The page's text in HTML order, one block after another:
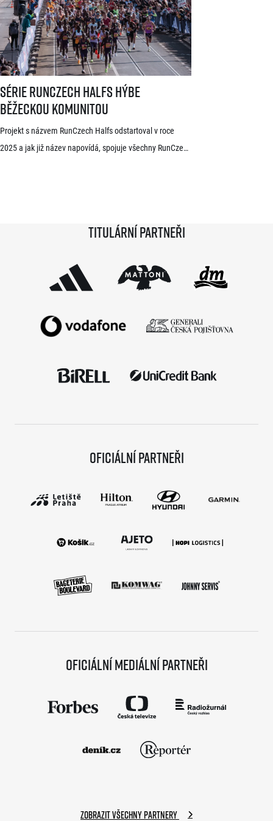
již mají s pražskými závody předchozí zkušenosti. V
mužské kategorii potvrdil start rodák z Burundi
dlouhodobě žijící ve Španělsku Rodrigue Kwizera. […]
Série RunCzech Halfs hýbe
běžeckou komunitou
Projekt s názvem RunCzech Halfs odstartoval v roce
2025 a jak již název napovídá, spojuje všechny RunCzech
sezónu a od startu tak uběhlo teprve 18 měsíců,
Série RunCzech Halfs hýbe běžeckou komunitou
Titulární partneři
Oficiální partneři
Oficiální mediální partneři
Zobrazit všechny partnery